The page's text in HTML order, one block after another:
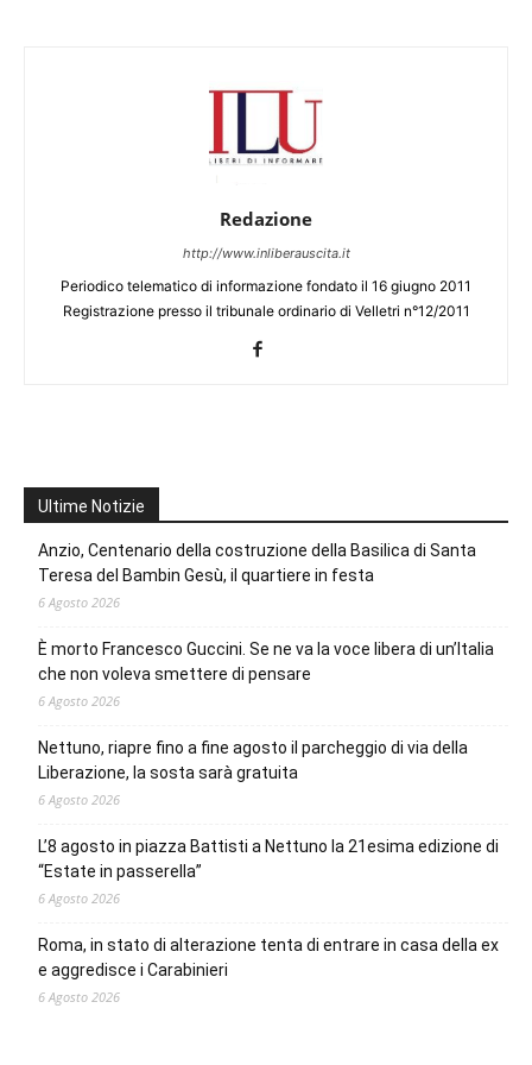
Redazione
http://www.inliberauscita.it
Periodico telematico di informazione fondato il 16 giugno 2011
Registrazione presso il tribunale ordinario di Velletri n°12/2011
Ultime Notizie
Anzio, Centenario della costruzione della Basilica di Santa
Teresa del Bambin Gesù, il quartiere in festa
6 Agosto 2026
È morto Francesco Guccini. Se ne va la voce libera di un’Italia
che non voleva smettere di pensare
6 Agosto 2026
Nettuno, riapre fino a fine agosto il parcheggio di via della
Liberazione, la sosta sarà gratuita
6 Agosto 2026
L’8 agosto in piazza Battisti a Nettuno la 21esima edizione di
“Estate in passerella”
6 Agosto 2026
Roma, in stato di alterazione tenta di entrare in casa della ex
e aggredisce i Carabinieri
6 Agosto 2026